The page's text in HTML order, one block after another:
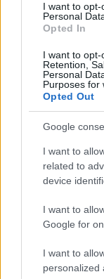
I want to
Personal
Opted In
I want to opt-
Retention,
Personal
Purposes for
Opted Out
Google
I want to
related to
device
I want to
Google for
I want to
personalized
Véget ért a